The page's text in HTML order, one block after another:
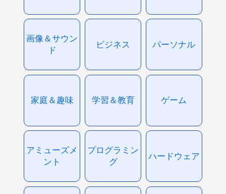
画像＆サウン
ド
ビジネス パーソナル
家庭＆趣味 学習＆教育 ゲーム
アミューズメ
ント
プログラミン
グ
ハードウェア